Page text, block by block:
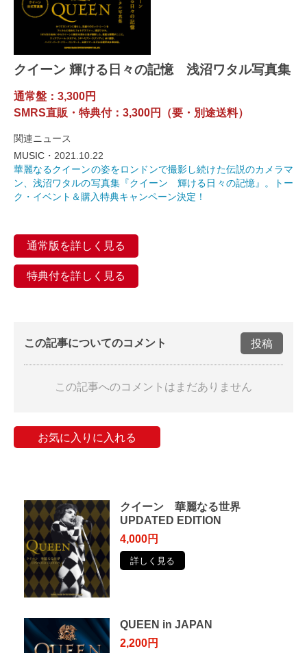
クイーン 輝ける日々の記憶 浅沼ワタル写真集
通常盤：3,300円
SMRS直販・特典付：3,300円（要・別途送料）
関連ニュース
MUSIC・ 2021.10.22
華麗なるクイーンの姿をロンドンで撮影し続けた伝説のカメラマ
ン、浅沼ワタルの写真集『クイーン 輝ける日々の記憶』。トー
ク・イベント＆購入特典キャンペーン決定！
通常版を詳しく見る
特典付を詳しく見る
この記事についてのコメント 投稿
この記事へのコメントはまだありません
お気に入りに入れる
クイーン 華麗なる世界
UPDATED EDITION
4,000円
詳しく見る
QUEEN in JAPAN
2,200円